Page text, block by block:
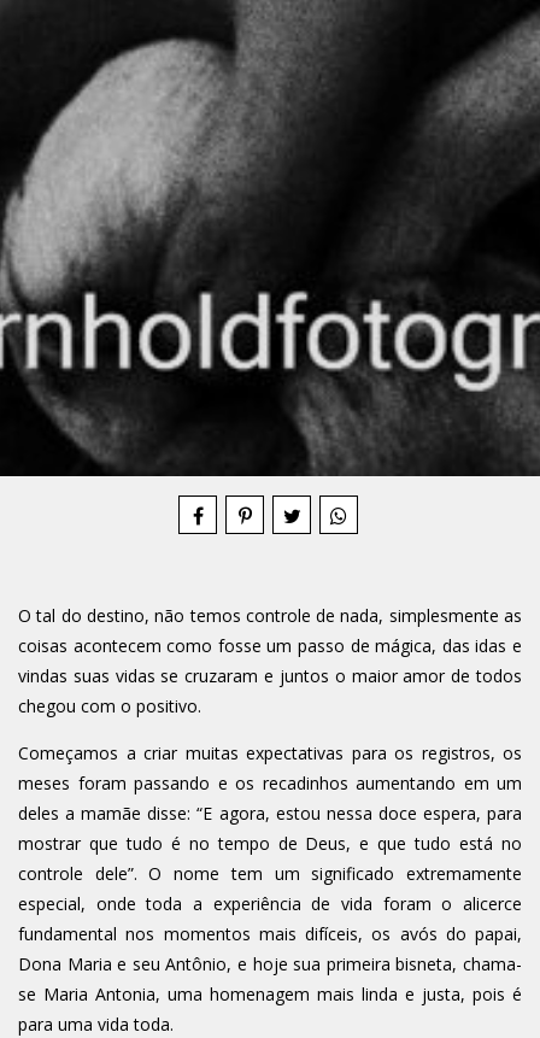
Compartilhe
O tal do destino, não temos controle de nada, simplesmente as
coisas acontecem como fosse um passo de mágica, das idas e
vindas suas vidas se cruzaram e juntos o maior amor de todos
chegou com o positivo.
Começamos a criar muitas expectativas para os registros, os
meses foram passando e os recadinhos aumentando em um
deles a mamãe disse: “E agora, estou nessa doce espera, para
mostrar que tudo é no tempo de Deus, e que tudo está no
controle dele”. O nome tem um significado extremamente
especial, onde toda a experiência de vida foram o alicerce
fundamental nos momentos mais difíceis, os avós do papai,
Dona Maria e seu Antônio, e hoje sua primeira bisneta, chama-
se Maria Antonia, uma homenagem mais linda e justa, pois é
para uma vida toda.